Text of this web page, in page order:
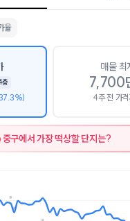
율
층
매물 최
7,700
4주 전 가격
중구에서 가장 떡상할 단지는?